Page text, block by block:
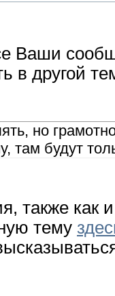
Ваши
в другой
но
там будут
также как
тему